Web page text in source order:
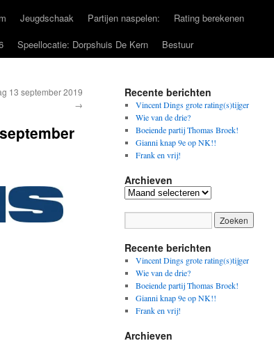
Jeugdschaak Partijen naspelen:
Rating berekenen
Speellocatie: Dorpshuis De Kern Bestuur
13 september 2019
→
Recente berichten
Vincent Dings grote rating(s)tijger
Wie van de drie?
Boeiende partij Thomas Broek!
Gianni knap 9e op NK!!
Frank en vrij!
Archieven
Archieven
Recente berichten
Vincent Dings grote rating(s)tijger
Wie van de drie?
Boeiende partij Thomas Broek!
Gianni knap 9e op NK!!
Frank en vrij!
Archieven